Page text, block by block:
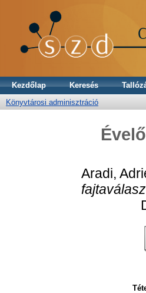
Kezdőlap Keresés
Könyvtárosi adminisztráció
Aradi,